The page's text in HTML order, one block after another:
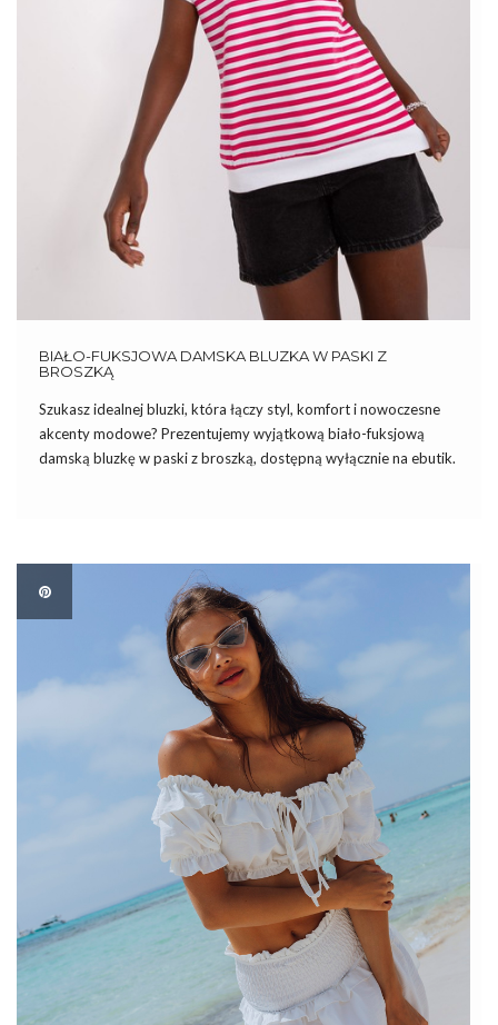
BIAŁO-FUKSJOWA DAMSKA BLUZKA W PASKI Z
BROSZKĄ
Szukasz idealnej bluzki, która łączy styl, komfort i nowoczesne
akcenty modowe? Prezentujemy wyjątkową biało-fuksjową
damską bluzkę w paski z broszką, dostępną wyłącznie na ebutik.